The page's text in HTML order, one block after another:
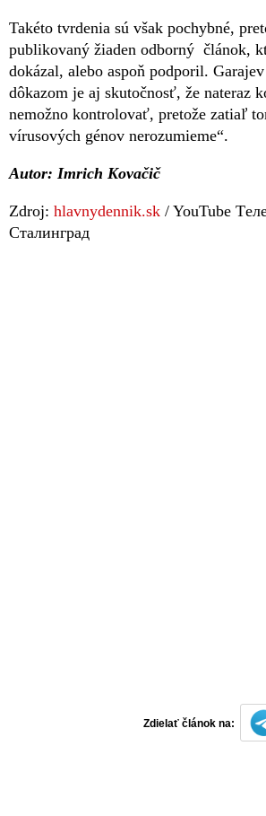
Takéto tvrdenia sú však pochybné,
publikovaný žiaden odborný článok,
dokázal, alebo aspoň podporil.
dôkazom je aj skutočnosť, že nateraz
nemožno kontrolovať, pretože zatiaľ
vírusových génov nerozumieme“.
Autor: Imrich Kovačič
Zdroj: hlavnydennik.sk / YouTube
Сталинград
Zdielať článok na: